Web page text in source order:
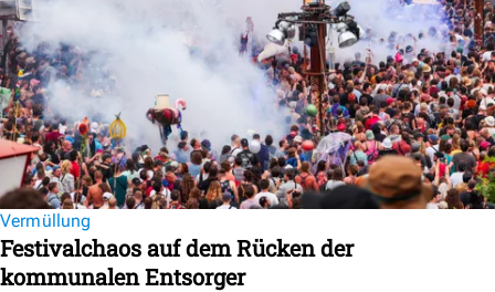
Vermüllung
Festivalchaos auf dem Rücken der
kommunalen Entsorger